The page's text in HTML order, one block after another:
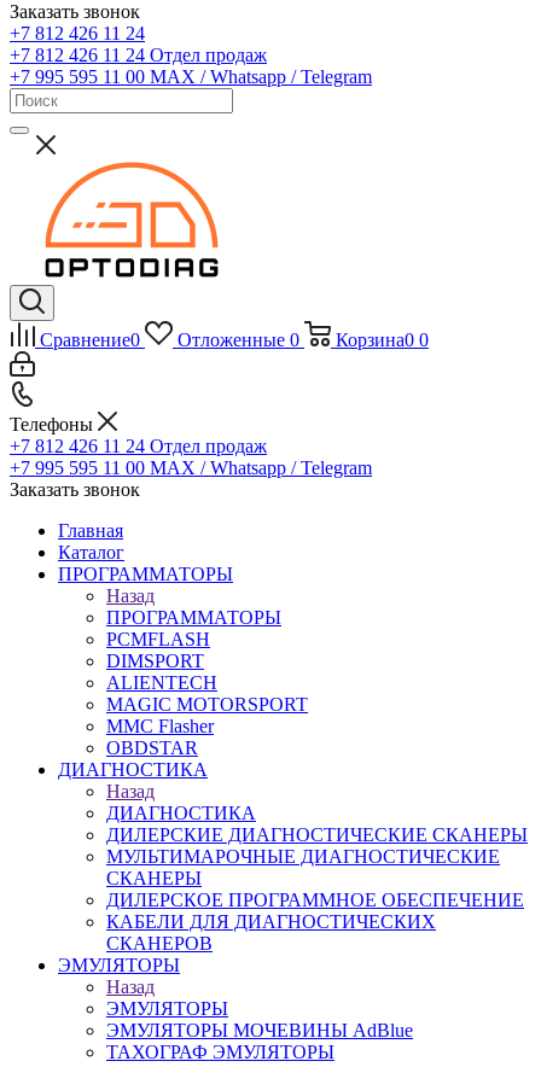
Заказать звонок
+7 812 426 11 24
+7 812 426 11 24 Отдел продаж
+7 995 595 11 00 MAX / Whatsapp / Telegram
Сравнение0 Отложенные 0 Корзина0 0
Телефоны
+7 812 426 11 24 Отдел продаж
+7 995 595 11 00 MAX / Whatsapp / Telegram
Заказать звонок
Главная
Каталог
ПРОГРАММАТОРЫ
Назад
ПРОГРАММАТОРЫ
PCMFLASH
DIMSPORT
ALIENTECH
MAGIC MOTORSPORT
MMC Flasher
OBDSTAR
ДИАГНОСТИКА
Назад
ДИАГНОСТИКА
ДИЛЕРСКИЕ ДИАГНОСТИЧЕСКИЕ СКАНЕРЫ
МУЛЬТИМАРОЧНЫЕ ДИАГНОСТИЧЕСКИЕ
СКАНЕРЫ
ДИЛЕРСКОЕ ПРОГРАММНОЕ ОБЕСПЕЧЕНИЕ
КАБЕЛИ ДЛЯ ДИАГНОСТИЧЕСКИХ
СКАНЕРОВ
ЭМУЛЯТОРЫ
Назад
ЭМУЛЯТОРЫ
ЭМУЛЯТОРЫ МОЧЕВИНЫ АdBlue
ТАХОГРАФ ЭМУЛЯТОРЫ